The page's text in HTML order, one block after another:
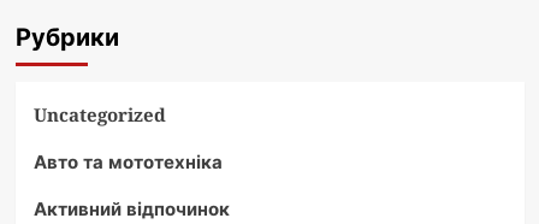
Рубрики
Uncategorized
Авто та мототехніка
Активний відпочинок